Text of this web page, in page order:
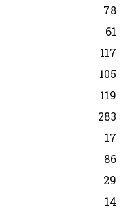
78
61
117
105
119
283
17
86
29
14